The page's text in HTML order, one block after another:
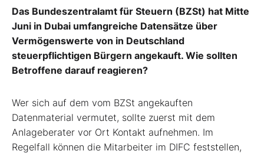
Das Bundeszentralamt für Steuern (BZSt) hat Mitte
Juni in Dubai umfangreiche Datensätze über
Vermögenswerte von in Deutschland
steuerpflichtigen Bürgern angekauft. Wie sollten
Betroffene darauf reagieren?
Wer sich auf dem vom BZSt angekauften
Datenmaterial vermutet, sollte zuerst mit dem
Anlageberater vor Ort Kontakt aufnehmen. Im
Regelfall können die Mitarbeiter im DIFC feststellen,